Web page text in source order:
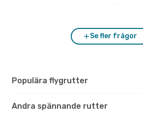
Se fler frågor
Populära flygrutter
Andra spännande rutter